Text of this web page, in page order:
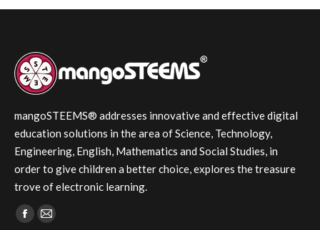
mangoSTEEMS® addresses innovative and effective digital
education solutions in the area of Science, Technology,
Engineering, English, Mathematics and Social Studies, in
order to give children a better choice, explores the treasure
trove of electronic learning.
Find us on:
Facebook
Mail